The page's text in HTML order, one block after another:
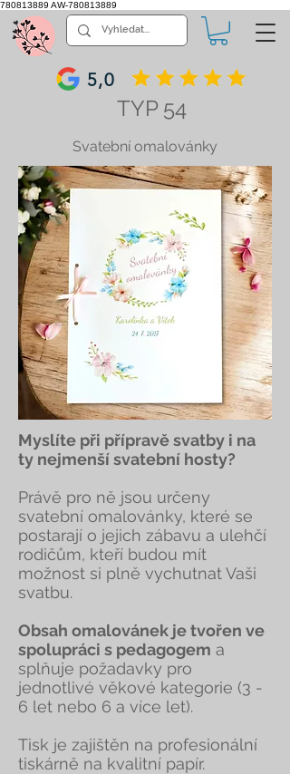
780813889 AW-780813889
5,0
TYP 54
Svatební omalovánky
Myslíte při přípravě svatby i na
ty nejmenší svatební hosty?
Právě pro ně jsou určeny
svatební omalovánky, které se
postarají o jejich zábavu a ulehčí
rodičům, kteří budou mít
možnost si plně vychutnat Vaši
svatbu.
Obsah omalovánek je tvořen ve
spolupráci s pedagogem a
splňuje požadavky pro
jednotlivé věkové kategorie (3 -
6 let nebo 6 a více let).
Tisk je zajištěn na profesionální
tiskárně na kvalitní papír.